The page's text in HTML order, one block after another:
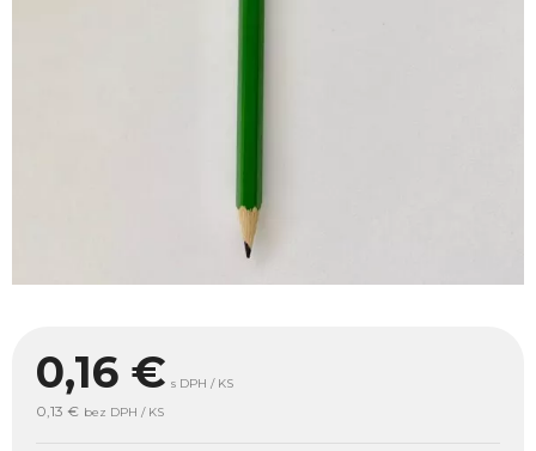
0,16 € s DPH / KS
0,13 € bez DPH / KS